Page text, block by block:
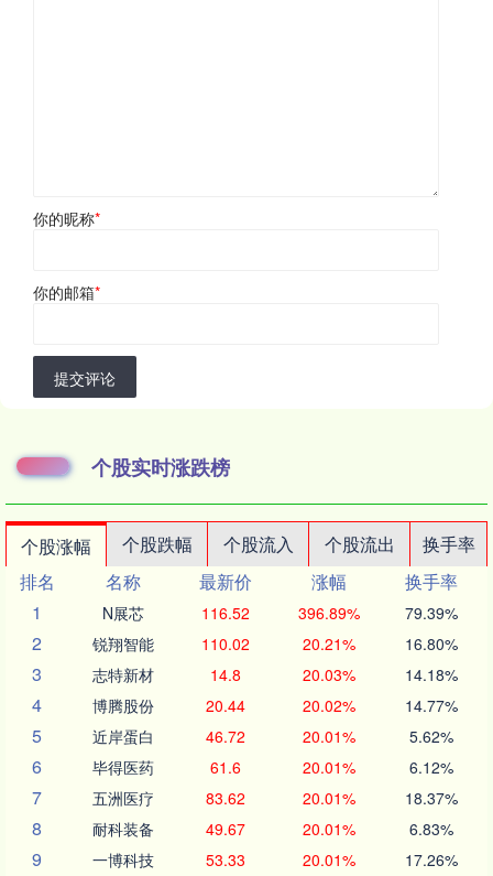
你的昵称*
你的邮箱*
提交评论
个股实时涨跌榜
个股涨幅 个股跌幅 个股流入 个股流出
换手率
排名
名称 最新价 涨幅
换手率
1
N展芯 116.52 396.89% 79.39%
2 锐翔智能 110.02 20.21% 16.80%
3 志特新材 14.8 20.03% 14.18%
4 博腾股份 20.44 20.02% 14.77%
5 近岸蛋白 46.72 20.01% 5.62%
6 毕得医药 61.6 20.01% 6.12%
7 五洲医疗 83.62 20.01% 18.37%
8 耐科装备 49.67 20.01% 6.83%
9 一博科技 53.33 20.01% 17.26%